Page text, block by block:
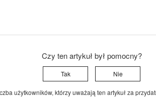
Czy ten artykuł był pomocny?
Tak Nie
użytkowników, którzy uważają ten artykuł za